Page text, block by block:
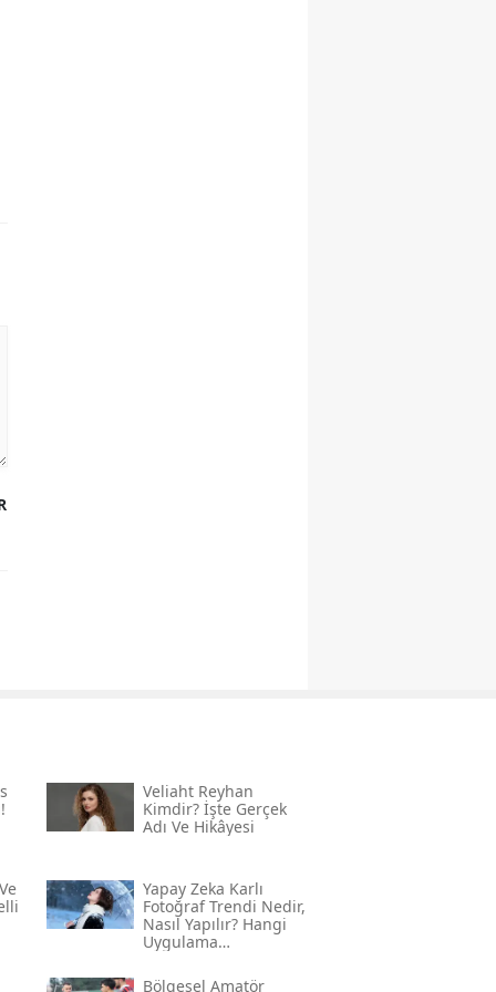
Veliaht Reyhan
Kimdir? İşte Gerçek
Adı Ve Hikâyesi
Yapay Zeka Karlı
Fotoğraf Trendi Nedir,
Nasıl Yapılır? Hangi
Uygulama
Adım Adım Rehber
Bölgesel Amatör